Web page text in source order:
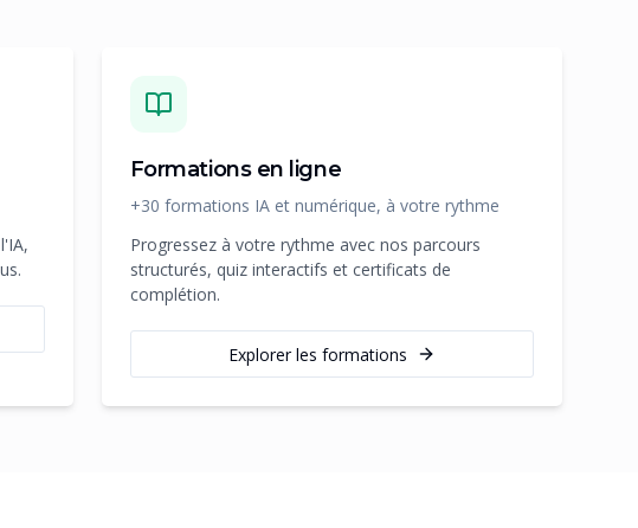
Formations en ligne
+30 formations IA et numérique, à votre rythme
Progressez à votre rythme avec nos parcours
structurés, quiz interactifs et certificats de
complétion.
Explorer les formations